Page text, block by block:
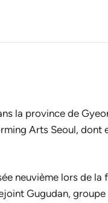
la province de
Arts Seoul, dont
neuvième lors de la
Gugudan,